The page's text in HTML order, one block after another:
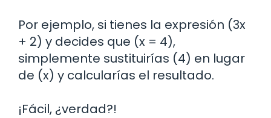
Por ejemplo, si tienes la expresión (3x
+ 2) y decides que (x = 4),
simplemente sustituirías (4) en lugar
de (x) y calcularías el resultado.
¡Fácil, ¿verdad?!